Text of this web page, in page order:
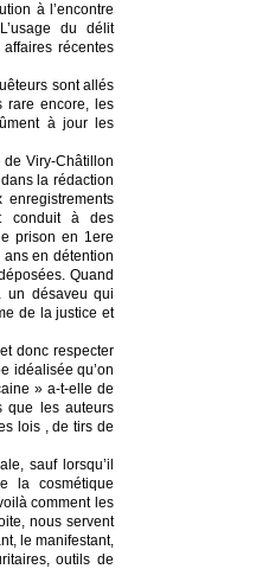
à l’encontre
du délit
récentes
sont allés
rare encore, les
à jour les
de Viry-Châtillon
la rédaction
conduit à des
prison en 1ere
ans en détention
Quand
un désaveu qui
de la justice et
donc respecter
idéalisée qu’on
» a-t-elle de
que les auteurs
lois , de tirs de
sauf lorsqu’il
la cosmétique
comment les
nous servent
le manifestant,
outils de